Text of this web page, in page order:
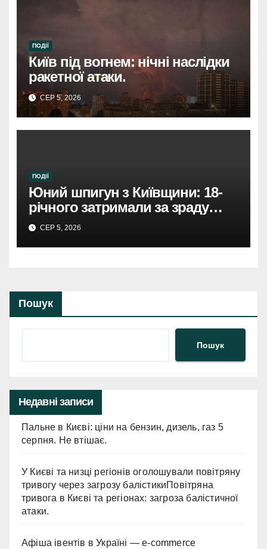
ПОДІЇ
Київ під вогнем: нічні наслідки
ракетної атаки.
СЕР 5, 2026
ПОДІЇ
Юний шпигун з Київщини: 18-
річного затримали за зраду
Росії.
СЕР 5, 2026
Пошук
Пошук
Недавні записи
Пальне в Києві: ціни на бензин, дизель, газ 5
серпня. Не втішає.
У Києві та низці регіонів оголошували повітряну
тривогу через загрозу балістикиПовітряна
тривога в Києві та регіонах: загроза балістичної
атаки.
Афіша івентів в Україні — e-commerce